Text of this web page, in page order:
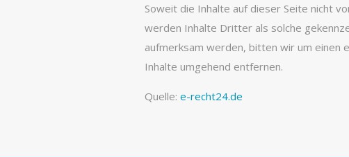
Soweit die Inhalte auf dieser Seite nicht
werden Inhalte Dritter als solche
aufmerksam werden, bitten wir um einen
Inhalte umgehend entfernen.
Quelle: e-recht24.de